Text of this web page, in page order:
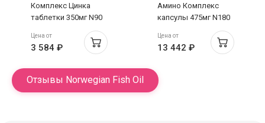
Комплекс Цинка
таблетки 350мг N90
Цена от
3 584 ₽
Амино Комплекс
капсулы 475мг N180
Цена от
13 442 ₽
Отзывы Norwegian Fish Oil